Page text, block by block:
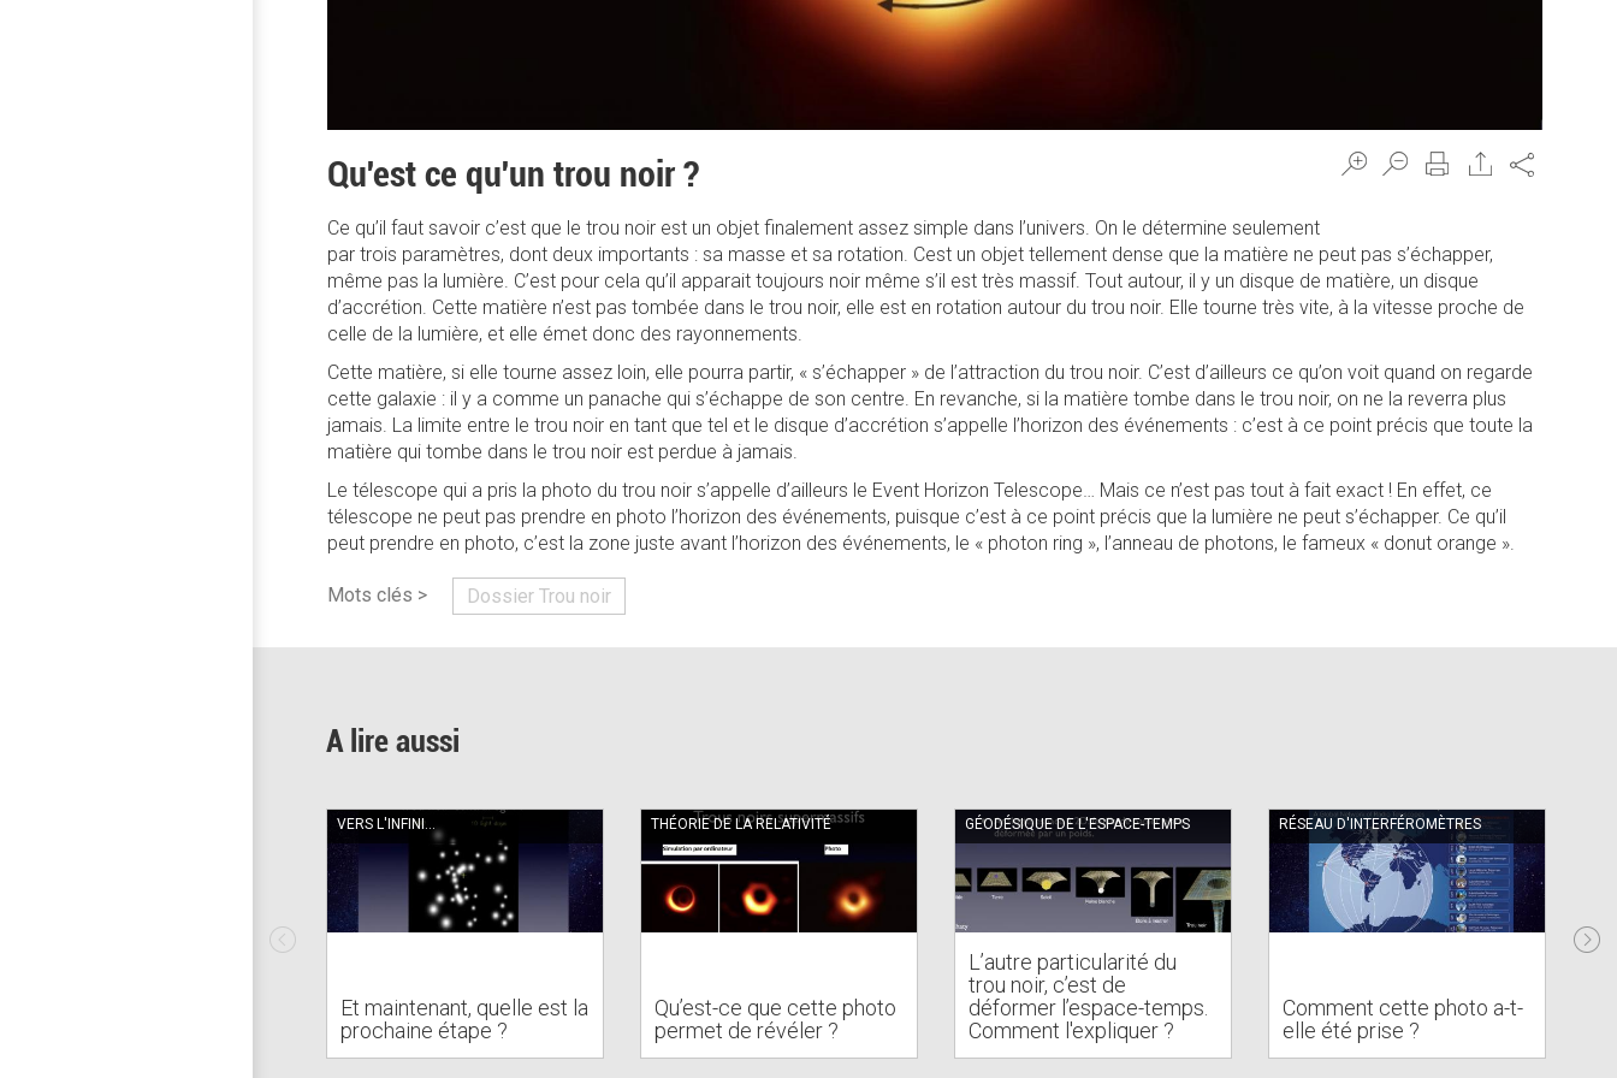
Share
Qu'est ce qu'un trou noir ?
Ce qu’il faut savoir c’est que le trou noir est un objet finalement assez simple dans l’univers. On le détermine seulement
par trois paramètres, dont deux importants : sa masse et sa rotation. Cest un objet tellement dense que la matière ne peut pas s’échapper,
même pas la lumière. C’est pour cela qu’il apparait toujours noir même s’il est très massif. Tout autour, il y un disque de matière, un disque
d’accrétion. Cette matière n’est pas tombée dans le trou noir, elle est en rotation autour du trou noir. Elle tourne très vite, à la vitesse proche de
celle de la lumière, et elle émet donc des rayonnements.
Cette matière, si elle tourne assez loin, elle pourra partir, « s’échapper » de l’attraction du trou noir. C’est d’ailleurs ce qu’on voit quand on regarde
cette galaxie : il y a comme un panache qui s’échappe de son centre. En revanche, si la matière tombe dans le trou noir, on ne la reverra plus
jamais. La limite entre le trou noir en tant que tel et le disque d’accrétion s’appelle l’horizon des événements : c’est à ce point précis que toute la
matière qui tombe dans le trou noir est perdue à jamais.
Le télescope qui a pris la photo du trou noir s’appelle d’ailleurs le Event Horizon Telescope… Mais ce n’est pas tout à fait exact ! En effet, ce
télescope ne peut pas prendre en photo l’horizon des événements, puisque c’est à ce point précis que la lumière ne peut s’échapper. Ce qu’il
peut prendre en photo, c’est la zone juste avant l’horizon des événements, le « photon ring », l’anneau de photons, le fameux « donut orange ».
Mots clés > Dossier Trou noir
A lire aussi
VERS L'INFINI...
Et maintenant, quelle est la
prochaine étape ?
THÉORIE DE LA RELATIVITÉ
Qu’est-ce que cette photo
permet de révéler ?
GÉODÉSIQUE DE L'ESPACE-TEMPS
L’autre particularité du
trou noir, c’est de
déformer l’espace-temps.
Comment l'expliquer ?
RÉSEAU D'INTERFÉROMÈTRES
Comment cette photo a-t-
elle été prise ?